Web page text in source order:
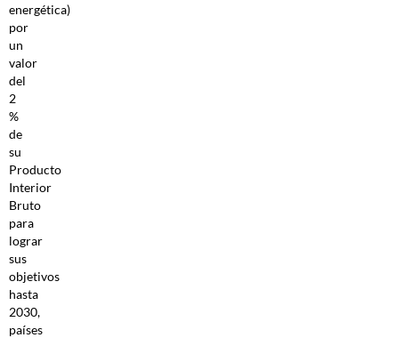
energética)
por
un
valor
del
2
%
de
su
Producto
Interior
Bruto
para
lograr
sus
objetivos
hasta
2030,
países